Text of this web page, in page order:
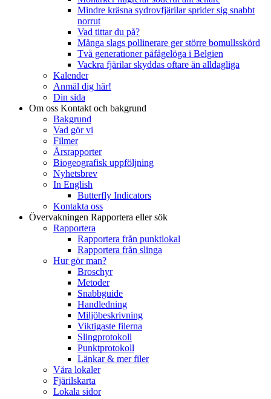
Mindre kräsna sydrovfjärilar sprider sig snabbt
norrut
Vad tittar du på?
Många slags pollinerare ger större bomullsskörd
Två generationer påfågelöga i Belgien
Vackra fjärilar skyddas oftare än alldagliga
Kalender
Anmäl dig här!
Din sida
Om oss Kontakt och bakgrund
Bakgrund
Vad gör vi
Filmer
Årsrapporter
Biogeografisk uppföljning
Nyhetsbrev
In English
Butterfly Indicators
Kontakta oss
Övervakningen Rapportera eller sök
Rapportera
Rapportera från punktlokal
Rapportera från slinga
Hur gör man?
Broschyr
Metoder
Snabbguide
Handledning
Miljöbeskrivning
Viktigaste filerna
Slingprotokoll
Punktprotokoll
Länkar & mer filer
Våra lokaler
Fjärilskarta
Lokala sidor